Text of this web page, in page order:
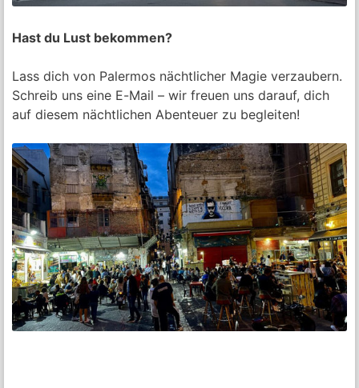
Hast du Lust bekommen?
Lass dich von Palermos nächtlicher Magie verzaubern.
Schreib uns eine E-Mail – wir freuen uns darauf, dich
auf diesem nächtlichen Abenteuer zu begleiten!